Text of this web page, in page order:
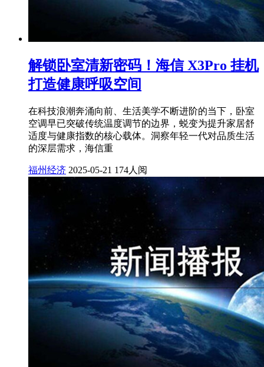
解锁卧室清新密码！海信 X3Pro 挂机
打造健康呼吸空间
在科技浪潮奔涌向前、生活美学不断进阶的当下，卧室
空调早已突破传统温度调节的边界，蜕变为提升家居舒
适度与健康指数的核心载体。洞察年轻一代对品质生活
的深层需求，海信重
福州经济 2025-05-21 174人阅